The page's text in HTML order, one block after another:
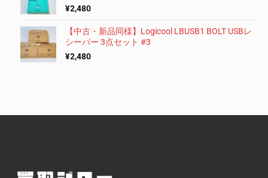
¥2,480
【中古・新品同様】Logicool LBUSB1 BOLT USBレ
シーバー 3点セット #3
¥2,480